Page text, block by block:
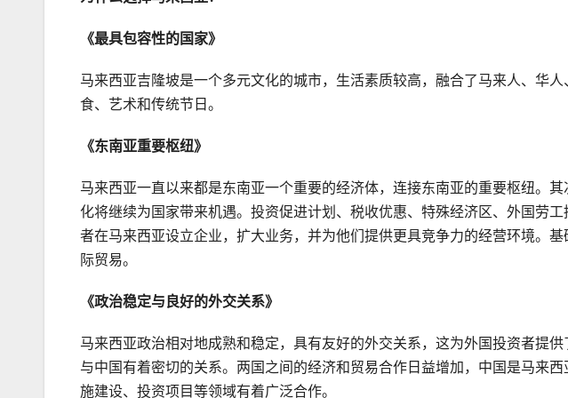
《最具包容性的国家》
马来西亚吉隆坡是一个多元文化的城市，生活素质较高，融合了马来人、华
食、艺术和传统节日。
《东南亚重要枢纽》
马来西亚一直以来都是东南亚一个重要的经济体，连接东南亚的重要枢纽。
化将继续为国家带来机遇。投资促进计划、税收优惠、特殊经济区、外国劳
者在马来西亚设立企业，扩大业务，并为他们提供更具竞争力的经营环境。
际贸易。
《政治稳定与良好的外交关系》
马来西亚政治相对地成熟和稳定，具有友好的外交关系，这为外国投资者提
与中国有着密切的关系。两国之间的经济和贸易合作日益增加，中国是马来
施建设、投资项目等领域有着广泛合作。